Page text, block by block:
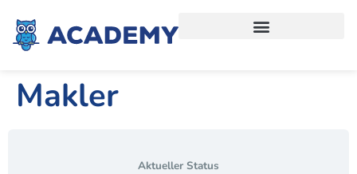
Makler
Aktueller Status